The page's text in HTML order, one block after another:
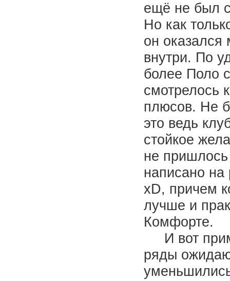
ещё не был
Но как
он оказался
внутри. По
более Поло
смотрелось
плюсов. Не
это ведь
стойкое
не
написано на
xD, причем
лучше и
Комфорте.
И вот
ряды